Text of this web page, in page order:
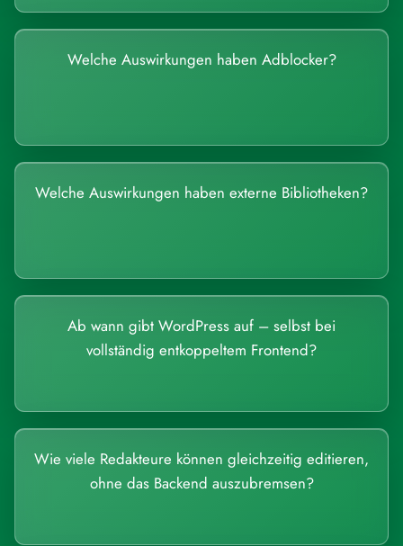
Welche Auswirkungen haben Adblocker?
Welche Auswirkungen haben externe Bibliotheken?
Ab wann gibt WordPress auf – selbst bei
vollständig entkoppeltem Frontend?
Wie viele Redakteure können gleichzeitig editieren,
ohne das Backend auszubremsen?